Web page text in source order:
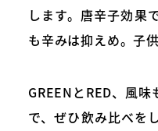
します。唐辛子効
も辛みは抑えめ。子
GREENとRED、風
で、ぜひ飲み比べを